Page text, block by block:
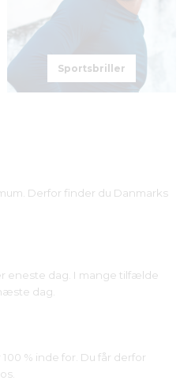
Sportsbriller
Derfor finder du Danmarks
eneste dag. I mange tilfælde
dag.
% inde for. Du får derfor